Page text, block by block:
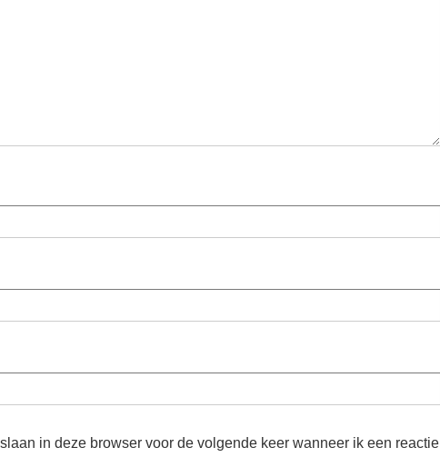
in deze browser voor de volgende keer wanneer ik een reactie